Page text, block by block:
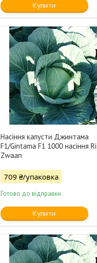
Купити
Насіння капусти Джинтама
F1/Gintama F1 1000 насіння
Zwaan
709 ₴/упаковка
Готово до відправки
Купити